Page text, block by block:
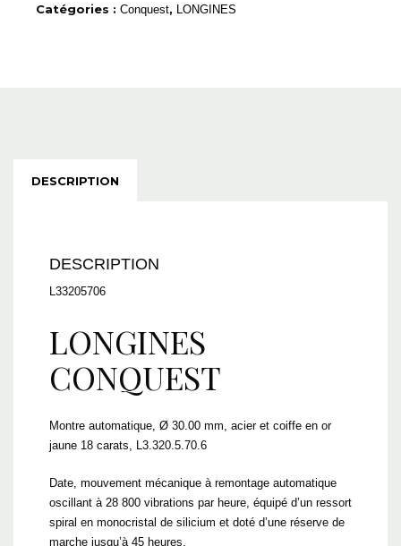
Catégories : Conquest, LONGINES
DESCRIPTION
DESCRIPTION
L33205706
LONGINES
CONQUEST
Montre automatique, Ø 30.00 mm, acier et coiffe en or
jaune 18 carats, L3.320.5.70.6
Date, mouvement mécanique à remontage automatique
oscillant à 28 800 vibrations par heure, équipé d’un ressort
spiral en monocristal de silicium et doté d’une réserve de
marche jusqu’à 45 heures.